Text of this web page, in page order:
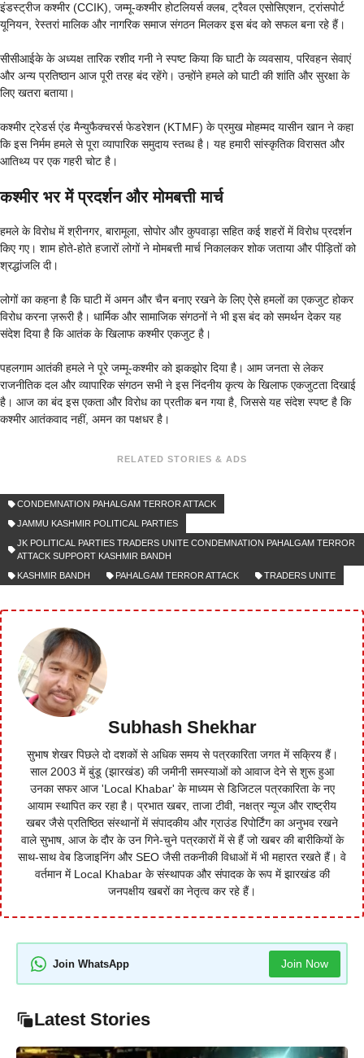
इंडस्ट्रीज कश्मीर (CCIK), जम्मू-कश्मीर होटलियर्स क्लब, ट्रैवल एसोसिएशन, ट्रांसपोर्ट
यूनियन, रेस्तरां मालिक और नागरिक समाज संगठन मिलकर इस बंद को सफल बना रहे हैं।
सीसीआईके के अध्यक्ष तारिक रशीद गनी ने स्पष्ट किया कि घाटी के व्यवसाय, परिवहन सेवाएं
और अन्य प्रतिष्ठान आज पूरी तरह बंद रहेंगे। उन्होंने हमले को घाटी की शांति और सुरक्षा के
लिए खतरा बताया।
कश्मीर ट्रेडर्स एंड मैन्युफैक्चरर्स फेडरेशन (KTMF) के प्रमुख मोहम्मद यासीन खान ने कहा
कि इस निर्मम हमले से पूरा व्यापारिक समुदाय स्तब्ध है। यह हमारी सांस्कृतिक विरासत और
आतिथ्य पर एक गहरी चोट है।
कश्मीर भर में प्रदर्शन और मोमबत्ती मार्च
हमले के विरोध में श्रीनगर, बारामूला, सोपोर और कुपवाड़ा सहित कई शहरों में विरोध प्रदर्शन
किए गए। शाम होते-होते हजारों लोगों ने मोमबत्ती मार्च निकालकर शोक जताया और पीड़ितों को
श्रद्धांजलि दी।
लोगों का कहना है कि घाटी में अमन और चैन बनाए रखने के लिए ऐसे हमलों का एकजुट होकर
विरोध करना ज़रूरी है। धार्मिक और सामाजिक संगठनों ने भी इस बंद को समर्थन देकर यह
संदेश दिया है कि आतंक के खिलाफ कश्मीर एकजुट है।
पहलगाम आतंकी हमले ने पूरे जम्मू-कश्मीर को झकझोर दिया है। आम जनता से लेकर
राजनीतिक दल और व्यापारिक संगठन सभी ने इस निंदनीय कृत्य के खिलाफ एकजुटता दिखाई
है। आज का बंद इस एकता और विरोध का प्रतीक बन गया है, जिससे यह संदेश स्पष्ट है कि
कश्मीर आतंकवाद नहीं, अमन का पक्षधर है।
RELATED STORIES & ADS
CONDEMNATION PAHALGAM TERROR ATTACK
JAMMU KASHMIR POLITICAL PARTIES
JK POLITICAL PARTIES TRADERS UNITE CONDEMNATION PAHALGAM TERROR
ATTACK SUPPORT KASHMIR BANDH
KASHMIR BANDH
PAHALGAM TERROR ATTACK TRADERS UNITE
Subhash Shekhar
सुभाष शेखर पिछले दो दशकों से अधिक समय से पत्रकारिता जगत में सक्रिय हैं।
साल 2003 में बुंडू (झारखंड) की जमीनी समस्याओं को आवाज देने से शुरू हुआ
उनका सफर आज 'Local Khabar' के माध्यम से डिजिटल पत्रकारिता के नए
आयाम स्थापित कर रहा है। प्रभात खबर, ताजा टीवी, नक्षत्र न्यूज और राष्ट्रीय
खबर जैसे प्रतिष्ठित संस्थानों में संपादकीय और ग्राउंड रिपोर्टिंग का अनुभव रखने
वाले सुभाष, आज के दौर के उन गिने-चुने पत्रकारों में से हैं जो खबर की बारीकियों के
साथ-साथ वेब डिजाइनिंग और SEO जैसी तकनीकी विधाओं में भी महारत रखते हैं। वे
वर्तमान में Local Khabar के संस्थापक और संपादक के रूप में झारखंड की
जनपक्षीय खबरों का नेतृत्व कर रहे हैं।
Join WhatsApp Join Now
Latest Stories